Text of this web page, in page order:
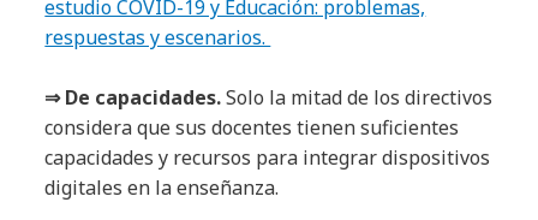
estudio COVID-19 y Educación: problemas,
respuestas y escenarios.
⇒ De capacidades.Solo la mitad de los directivos
considera que sus docentes tienen suficientes
capacidades y recursos para integrar dispositivos
digitales en la enseñanza.